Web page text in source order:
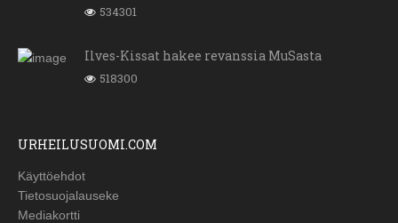
534301
Ilves-Kissat hakee revanssia MuSasta
518300
URHEILUSUOMI.COM
Käyttöehdot
Tietosuojalauseke
Mediakortti